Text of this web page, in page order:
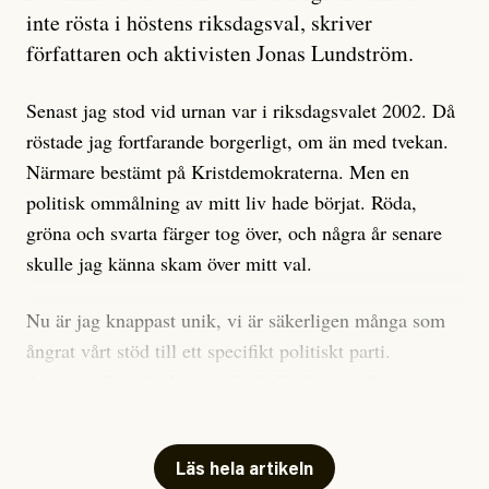
är sant, vad som är rykten”, utan den bidrar bara till
ännu mer ryktesspridning. Det finns inte ett enda bevis
misstänkta personen är en infiltratör. Det som läsaren
får veta är att personen har ändrat sina politiska åsikter
under åren, att den har raderat tidigare innehåll på sina
sociala medier, att artikelns författare inte förstår sig
på personens ekonomi och att det tydligen finns
anonyma röster inom rörelsen som säger saker som
anses vara anledningar att titta närmare på personen,
men ingenting av detta är tillräckligt för att hänga ut
inom palestinarörelsen.
inte rösta i höstens riksdagsval, skriver
författaren och aktivisten Jonas Lundström.
Senast jag stod vid urnan var i riksdagsvalet 2002. Då
röstade jag fortfarande borgerligt, om än med tvekan.
Närmare bestämt på Kristdemokraterna. Men en
politisk ommålning av mitt liv hade börjat. Röda,
gröna och svarta färger tog över, och några år senare
skulle jag känna skam över mitt val.
Nu är jag knappast unik, vi är säkerligen många som
ångrat vårt stöd till ett specifikt politiskt parti.
Mitt huvudargument för riksdagsvalsbojkott är etiskt.
Läs hela artikeln